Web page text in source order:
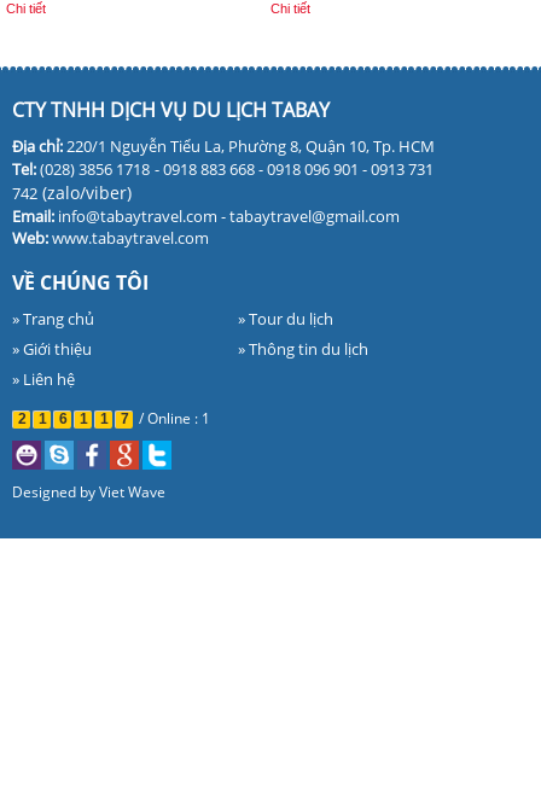
Chi tiết Chi tiết
CTY TNHH DỊCH VỤ DU LỊCH TABAY
Địa chỉ:220/1 Nguyễn Tiểu La, Phường 8, Quận 10, Tp. HCM
Tel:(028) 3856 1718 - 0918 883 668 - 0918 096 901 - 0913 731
742 (zalo/viber)
Email: info@tabaytravel.com - tabaytravel@gmail.com
Web:www.tabaytravel.com
VỀ CHÚNG TÔI
» Trang chủ
» Tour du lịch
» Giới thiệu
» Thông tin du lịch
» Liên hệ
2 1 6 1 1 7 /Online : 1
Designed byViet Wave